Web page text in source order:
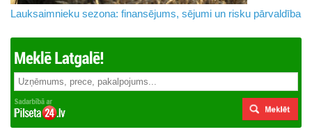
Lauksaimnieku sezona: finansējums, sējumi un risku pārvaldība